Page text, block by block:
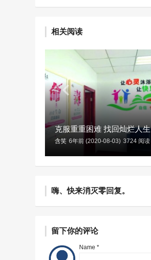
相关阅读
克服重重困难 找回灿烂人生
含笑 6年前 (2020-08-03) 3724 阅读
嗨、快来消灭零回复。
留下你的评论
Name *